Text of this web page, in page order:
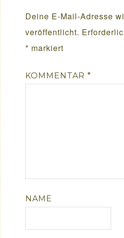
Deine E-Mail-Adresse
veröffentlicht.
* markiert
KOMMENTAR*
NAME